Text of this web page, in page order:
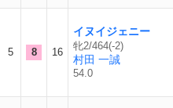
5 8 16
イヌイジェニー
牝2/464(-2)
村田 一誠
54.0